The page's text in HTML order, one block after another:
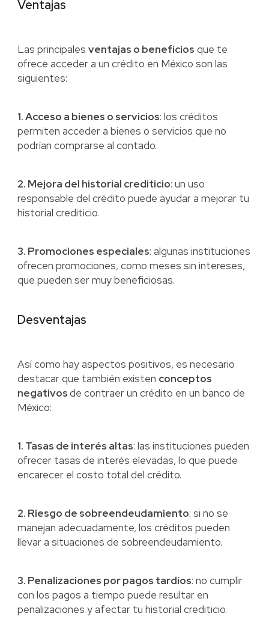
Ventajas
Las principales ventajas o beneficios que te
ofrece acceder a un crédito en México son las
siguientes:
1. Acceso a bienes o servicios: los créditos
permiten acceder a bienes o servicios que no
podrían comprarse al contado.
2. Mejora del historial crediticio: un uso
responsable del crédito puede ayudar a mejorar tu
historial crediticio.
3. Promociones especiales: algunas instituciones
ofrecen promociones, como meses sin intereses,
que pueden ser muy beneficiosas.
Desventajas
Así como hay aspectos positivos, es necesario
destacar que también existen conceptos
negativosde contraer un crédito en un banco de
México:
1. Tasas de interés altas: las instituciones pueden
ofrecer tasas de interés elevadas, lo que puede
encarecer el costo total del crédito.
2. Riesgo de sobreendeudamiento: si no se
manejan adecuadamente, los créditos pueden
llevar a situaciones de sobreendeudamiento.
3. Penalizaciones por pagos tardíos: no cumplir
con los pagos a tiempo puede resultar en
penalizaciones y afectar tu historial crediticio.